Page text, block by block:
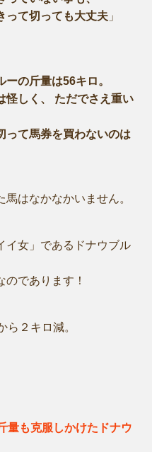
って切っても大丈夫」
の斤量は56キロ。
怪しく、 ただでさえ重い
って馬券を買わないのは
はなかなかいません。
イ女」であるドナウブル
のであります！
ら２キロ減。
量も克服しかけたドナウ